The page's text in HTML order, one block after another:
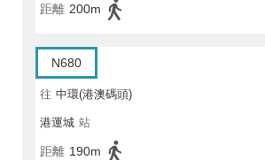
距離 200m
N680
往 中環(港澳碼頭)
港運城 站
距離 190m